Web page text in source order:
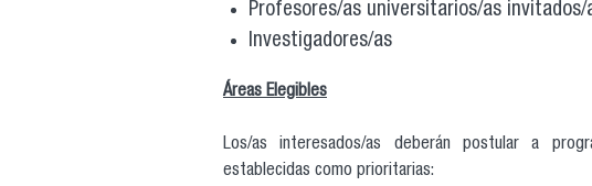
Profesores/as universitarios/as invitados/
Investigadores/as
Áreas Elegibles
Los/as interesados/as deberán postular a
establecidas como prioritarias: